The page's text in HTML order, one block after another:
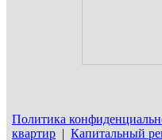
Политика
квартир | Капитальный